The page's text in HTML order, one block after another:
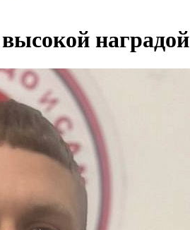
наградой